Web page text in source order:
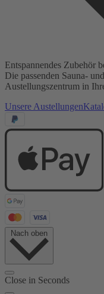
Entspannendes Zubehör
Die passenden Sauna-
Austellungszentrum in
Unsere Austellungen
Nach oben
Close in Seconds